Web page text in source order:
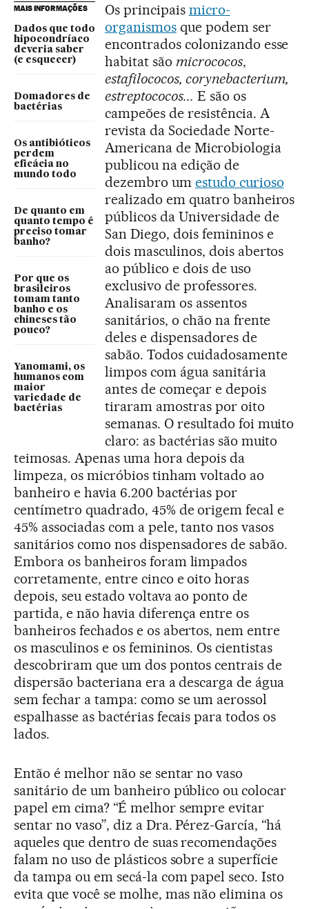
MAIS INFORMAÇÕES
Dados que todo
hipocondríaco
deveria saber
(e esquecer)
Domadores de
bactérias
Os antibióticos
perdem
eficácia no
mundo todo
De quanto em
quanto tempo é
preciso tomar
banho?
Por que os
brasileiros
tomam tanto
banho e os
chineses tão
pouco?
Yanomami, os
humanos com
maior
variedade de
bactérias
Os principais micro-
organismosque podem ser
encontrados colonizando esse
habitat são micrococos,
estafilococos, corynebacterium,
estreptococos... E são os
campeões de resistência. A
revista da Sociedade Norte-
Americana de Microbiologia
publicou na edição de
dezembro um estudo curioso
realizado em quatro banheiros
públicos da Universidade de
San Diego, dois femininos e
dois masculinos, dois abertos
ao público e dois de uso
exclusivo de professores.
Analisaram os assentos
sanitários, o chão na frente
deles e dispensadores de
sabão. Todos cuidadosamente
limpos com água sanitária
antes de começar e depois
tiraram amostras por oito
semanas. O resultado foi muito
claro: as bactérias são muito
teimosas. Apenas uma hora depois da
limpeza, os micróbios tinham voltado ao
banheiro e havia 6.200 bactérias por
centímetro quadrado, 45% de origem fecal e
45% associadas com a pele, tanto nos vasos
sanitários como nos dispensadores de sabão.
Embora os banheiros foram limpados
corretamente, entre cinco e oito horas
depois, seu estado voltava ao ponto de
partida, e não havia diferença entre os
banheiros fechados e os abertos, nem entre
os masculinos e os femininos. Os cientistas
descobriram que um dos pontos centrais de
dispersão bacteriana era a descarga de água
sem fechar a tampa: como se um aerossol
espalhasse as bactérias fecais para todos os
lados.
Então é melhor não se sentar no vaso
sanitário de um banheiro público ou colocar
papel em cima? “É melhor sempre evitar
sentar no vaso”, diz a Dra. Pérez-García, “há
aqueles que dentro de suas recomendações
falam no uso de plásticos sobre a superfície
da tampa ou em secá-la com papel seco. Isto
evita que você se molhe, mas não elimina os